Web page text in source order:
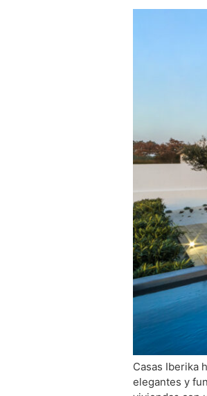
Casas Iberika
elegantes y